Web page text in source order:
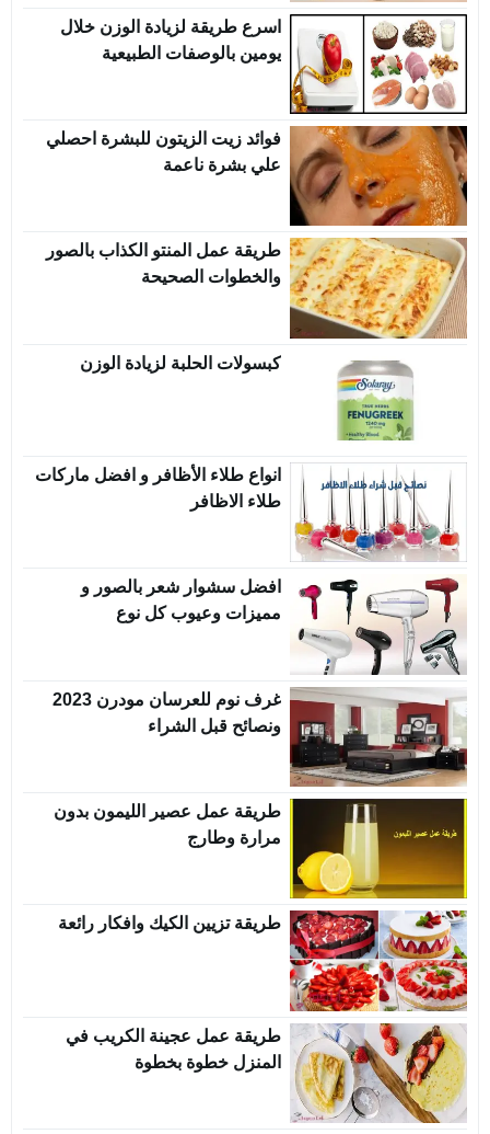
اسرع طريقة لزيادة الوزن خلال
يومين بالوصفات الطبيعية
فوائد زيت الزيتون للبشرة احصلي
علي بشرة ناعمة
طريقة عمل المنتو الكذاب بالصور
والخطوات الصحيحة
كبسولات الحلبة لزيادة الوزن
انواع طلاء الأظافر و افضل ماركات
طلاء الاظافر
افضل سشوار شعر بالصور و
مميزات وعيوب كل نوع
غرف نوم للعرسان مودرن 2023
ونصائح قبل الشراء
طريقة عمل عصير الليمون بدون
مرارة وطارج
طريقة تزيين الكيك وافكار رائعة
طريقة عمل عجينة الكريب في
المنزل خطوة بخطوة